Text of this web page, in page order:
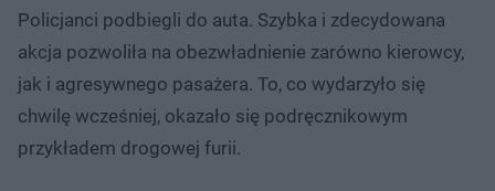
Policjanci podbiegli do auta. Szybka i zdecydowana
akcja pozwoliła na obezwładnienie zarówno kierowcy,
jak i agresywnego pasażera. To, co wydarzyło się
chwilę wcześniej, okazało się podręcznikowym
przykładem drogowej furii.